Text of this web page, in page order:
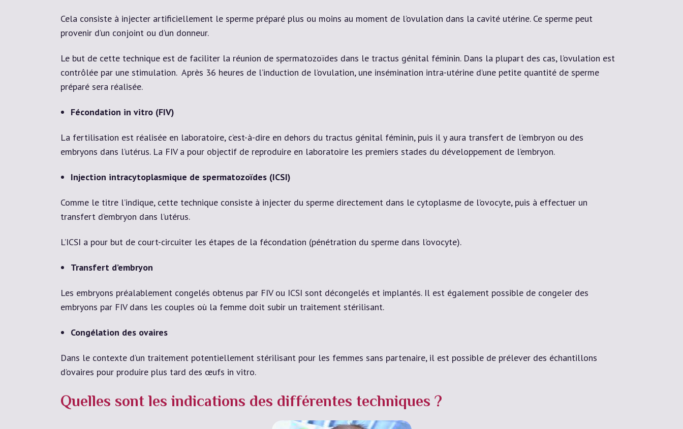
Cela consiste à injecter artificiellement le sperme préparé plus ou moins au moment de l’ovulation dans la cavité utérine. Ce sperme peut
provenir d’un conjoint ou d’un donneur.
Le but de cette technique est de faciliter la réunion de spermatozoïdes dans le tractus génital féminin. Dans la plupart des cas, l’ovulation est
contrôlée par une stimulation. Après 36 heures de l’induction de l’ovulation, une insémination intra-utérine d’une petite quantité de sperme
préparé sera réalisée.
Fécondation in vitro (FIV)
La fertilisation est réalisée en laboratoire, c’est-à-dire en dehors du tractus génital féminin, puis il y aura transfert de l’embryon ou des
embryons dans l’utérus. La FIV a pour objectif de reproduire en laboratoire les premiers stades du développement de l’embryon.
Injection intracytoplasmique de spermatozoïdes (ICSI)
Comme le titre l’indique, cette technique consiste à injecter du sperme directement dans le cytoplasme de l’ovocyte, puis à effectuer un
transfert d’embryon dans l’utérus.
L’ICSI a pour but de court-circuiter les étapes de la fécondation (pénétration du sperme dans l’ovocyte).
Transfert d’embryon
Les embryons préalablement congelés obtenus par FIV ou ICSI sont décongelés et implantés. Il est également possible de congeler des
embryons par FIV dans les couples où la femme doit subir un traitement stérilisant.
Congélation des ovaires
Dans le contexte d’un traitement potentiellement stérilisant pour les femmes sans partenaire, il est possible de prélever des échantillons
d’ovaires pour produire plus tard des œufs in vitro.
Quelles sont les indications des différentes techniques ?